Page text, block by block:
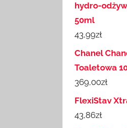
hydro-
50ml
43,99zł
Chanel
Toaletowa
369,00zł
FlexiStav
43,86zł